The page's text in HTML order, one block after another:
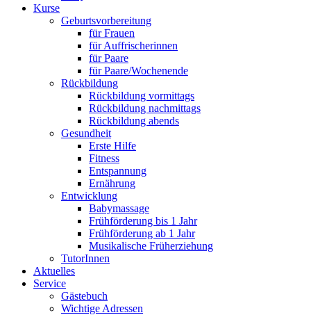
Kurse
Geburtsvorbereitung
für Frauen
für Auffrischerinnen
für Paare
für Paare/Wochenende
Rückbildung
Rückbildung vormittags
Rückbildung nachmittags
Rückbildung abends
Gesundheit
Erste Hilfe
Fitness
Entspannung
Ernährung
Entwicklung
Babymassage
Frühförderung bis 1 Jahr
Frühförderung ab 1 Jahr
Musikalische Früherziehung
TutorInnen
Aktuelles
Service
Gästebuch
Wichtige Adressen